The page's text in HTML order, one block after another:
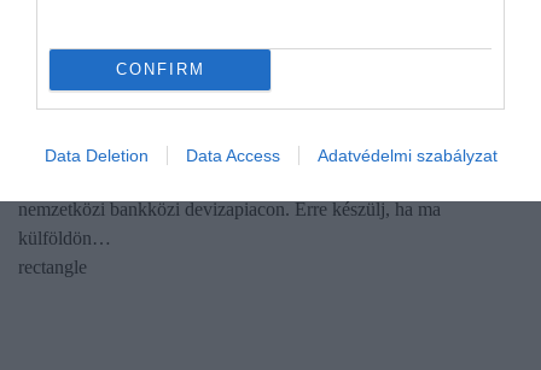
CONFIRM
Data Deletion Data Access Adatvédelmi szabályzat
FORINT
Gyengült a forint, így számolj pénzváltáskor
Mutatjuk, hogyan változott a forint árfolyama a főbb devizákkal
nemzetközi bankközi devizapiacon. Erre készülj, ha ma
külföldön…
rectangle